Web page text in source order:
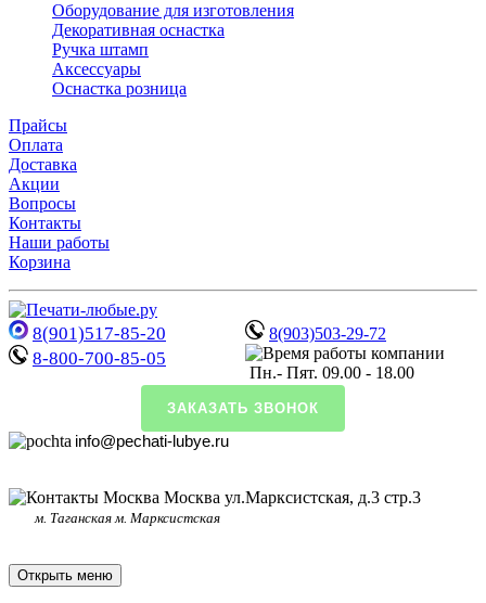
Оборудование для изготовления
Декоративная оснастка
Ручка штамп
Аксессуары
Оснастка розница
Прайсы
Оплата
Доставка
Акции
Вопросы
Контакты
Наши работы
Корзина
8(901)517-85-20
8-800-700-85-05
8(903)503-29-72
Пн.- Пят. 09.00 - 18.00
ЗАКАЗАТЬ ЗВОНОК
info@pechati-lubye.ru
Москва ул.Марксистская, д.3 стр.3
м. Таганская м. Марксистская
Открыть меню